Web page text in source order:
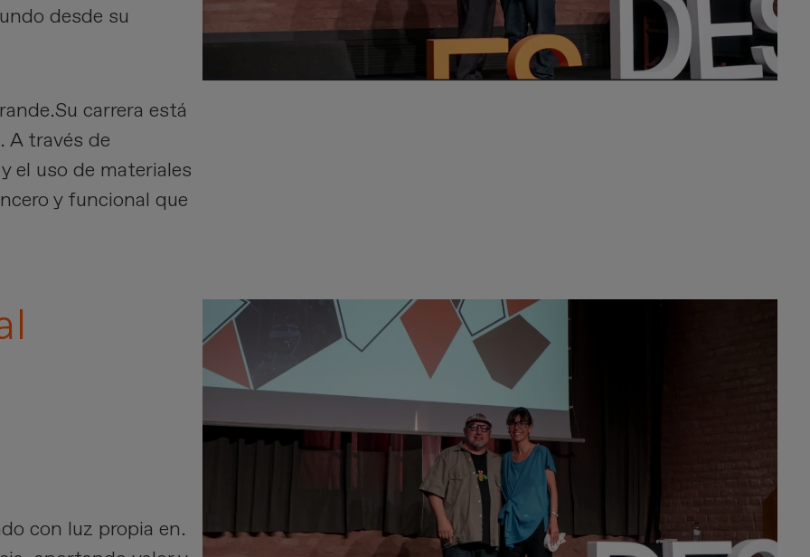
desde su
carrera está
A través de
el uso de materiales
y funcional que
con luz propia en.